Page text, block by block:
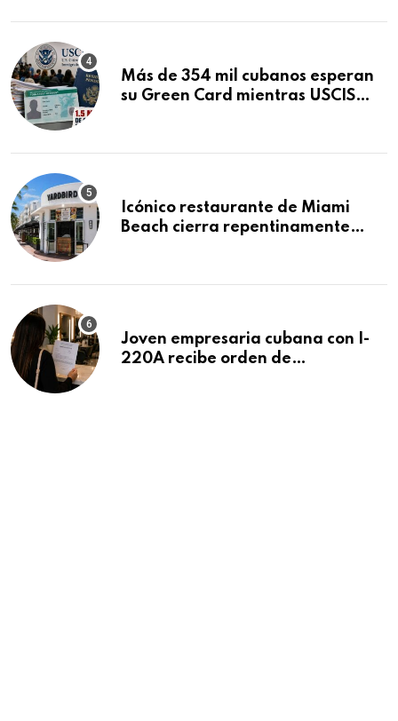
Más de 354 mil cubanos esperan
su Green Card mientras USCIS
Icónico restaurante de Miami
Beach cierra repentinamente
Joven empresaria cubana con I-
220A recibe orden de